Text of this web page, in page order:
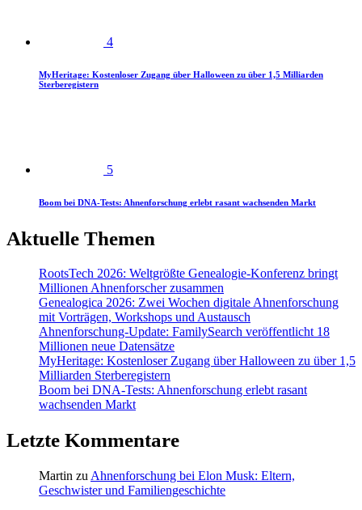
4
MyHeritage: Kostenloser Zugang über Halloween zu über 1,5 Milliarden
Sterberegistern
5
Boom bei DNA-Tests: Ahnenforschung erlebt rasant wachsenden Markt
Aktuelle Themen
RootsTech 2026: Weltgrößte Genealogie-Konferenz bringt
Millionen Ahnenforscher zusammen
Genealogica 2026: Zwei Wochen digitale Ahnenforschung
mit Vorträgen, Workshops und Austausch
Ahnenforschung-Update: FamilySearch veröffentlicht 18
Millionen neue Datensätze
MyHeritage: Kostenloser Zugang über Halloween zu über 1,5
Milliarden Sterberegistern
Boom bei DNA-Tests: Ahnenforschung erlebt rasant
wachsenden Markt
Letzte Kommentare
Martin zu Ahnenforschung bei Elon Musk: Eltern,
Geschwister und Familiengeschichte